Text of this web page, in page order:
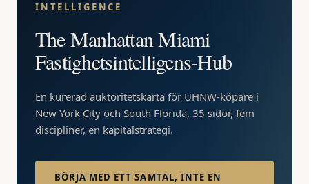
INTELLIGENCE
The Manhattan Miami
Fastighetsintelligens-Hub
En kurerad auktoritetskarta för UHNW-köpare i
New York City och South Florida, 35 sidor, fem
discipliner, en kapitalstrategi.
BÖRJA MED ETT SAMTAL, INTE EN